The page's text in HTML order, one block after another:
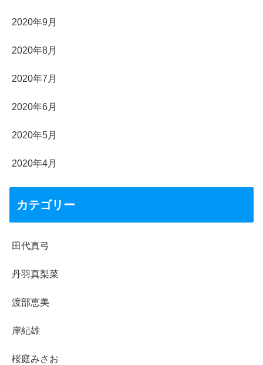
2020年9月
2020年8月
2020年7月
2020年6月
2020年5月
2020年4月
カテゴリー
田代真弓
丹羽真梨菜
渡部恵美
岸紀雄
桜庭みさお